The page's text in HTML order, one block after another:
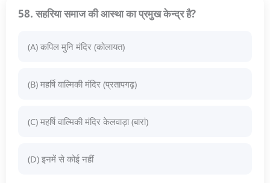
58. सहरिया समाज की आस्था का प्रमुख केन्द्र है?
(A) कपिल मुनि मंदिर (कोलायत)
(B) महर्षि वाल्मिकी मंदिर (प्रतापगढ़)
(C) महर्षि वाल्मिकी मंदिर केलवाड़ा (बारां)
(D) इनमें से कोई नहीं